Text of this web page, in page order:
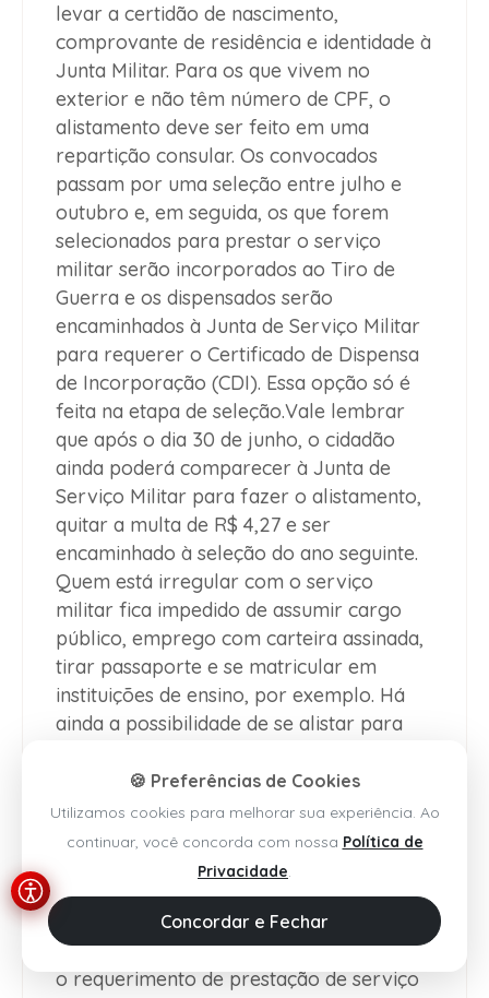
levar a certidão de nascimento,
comprovante de residência e identidade à
Junta Militar. Para os que vivem no
exterior e não têm número de CPF, o
alistamento deve ser feito em uma
repartição consular. Os convocados
passam por uma seleção entre julho e
outubro e, em seguida, os que forem
selecionados para prestar o serviço
militar serão incorporados ao Tiro de
Guerra e os dispensados serão
encaminhados à Junta de Serviço Militar
para requerer o Certificado de Dispensa
de Incorporação (CDI). Essa opção só é
feita na etapa de seleção.Vale lembrar
que após o dia 30 de junho, o cidadão
ainda poderá comparecer à Junta de
Serviço Militar para fazer o alistamento,
quitar a multa de R$ 4,27 e ser
encaminhado à seleção do ano seguinte.
Quem está irregular com o serviço
militar fica impedido de assumir cargo
público, emprego com carteira assinada,
tirar passaporte e se matricular em
instituições de ensino, por exemplo. Há
ainda a possibilidade de se alistar para
possível quando o candidato tem
convicções religiosas ou políticas que o
impedem de servir às Forças Armadas.
Nessas situações, o líder religioso,
político ou filosófico deve redigir uma
declaração para justificar o pedido. Junto
da declaração, o jovem precisa entregar
o requerimento de prestação de serviço
🍪 Preferências de Cookies
Utilizamos cookies para melhorar sua experiência. Ao
continuar, você concorda com nossa Política de
Privacidade.
Concordar e Fechar